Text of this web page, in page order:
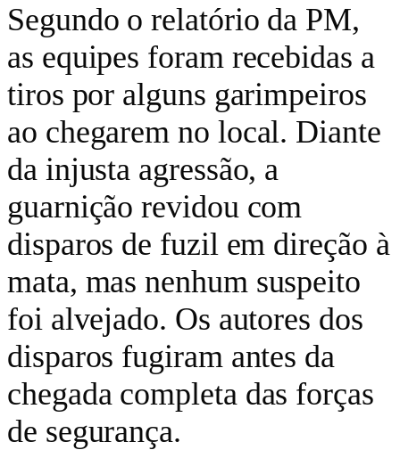
Segundo o relatório da PM,
as equipes foram recebidas a
tiros por alguns garimpeiros
ao chegarem no local. Diante
da injusta agressão, a
guarnição revidou com
disparos de fuzil em direção à
mata, mas nenhum suspeito
foi alvejado. Os autores dos
disparos fugiram antes da
chegada completa das forças
de segurança.